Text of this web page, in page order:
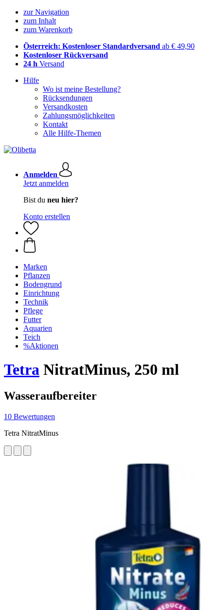
zur Navigation
zum Inhalt
zum Warenkorb
Österreich: Kostenloser Standardversand ab € 49,90
Kostenloser Rückversand
24 h Versand
Hilfe
Wo ist meine Bestellung?
Rücksendungen
Versandkosten
Zahlungsmöglichkeiten
Kontakt
Alle Hilfe-Themen
Anmelden
Jetzt anmelden
Bist du neu hier?
Konto erstellen
Marken
Pflanzen
Bodengrund
Einrichtung
Technik
Pflege
Futter
Aquarien
Teich
%Aktionen
Tetra NitratMinus, 250 ml
Wasseraufbereiter
10 Bewertungen
Tetra NitratMinus